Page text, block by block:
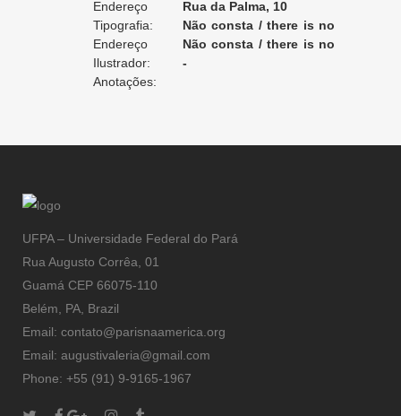
Endereço
da Editora:
Rua da Palma, 10
Tipografia:
Não consta / there is no
record / non enregistré
Endereço
da Tipografia:
Não consta / there is no
record / non enregistré
Ilustrador:
-
Anotações:
UFPA – Universidade Federal do Pará
Rua Augusto Corrêa, 01
Guamá CEP 66075-110
Belém, PA, Brazil
Email: contato@parisnaamerica.org
Email: augustivaleria@gmail.com
Phone: +55 (91) 9-9165-1967